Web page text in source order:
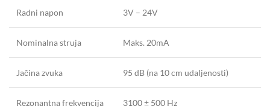
Radni napon 3V – 24V
Nominalna struja Maks. 20mA
Jačina zvuka 95 dB (na 10 cm udaljenosti)
Rezonantna frekvencija 3100 ± 500 Hz